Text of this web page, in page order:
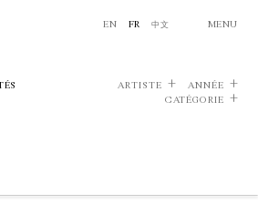
EN FR 中文 MENU
ARTISTE
ANNÉE
CATÉGORIE